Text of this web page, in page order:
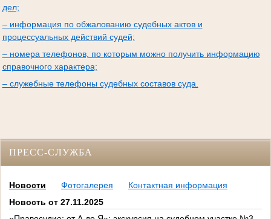
дел;
– информация по обжалованию судебных актов и
процессуальных действий судей;
– номера телефонов, по которым можно получить информацию
справочного характера;
– служебные телефоны судебных составов суда.
ПРЕСС-СЛУЖБА
Новости Фотогалерея
Контактная информация
Новость от 27.11.2025